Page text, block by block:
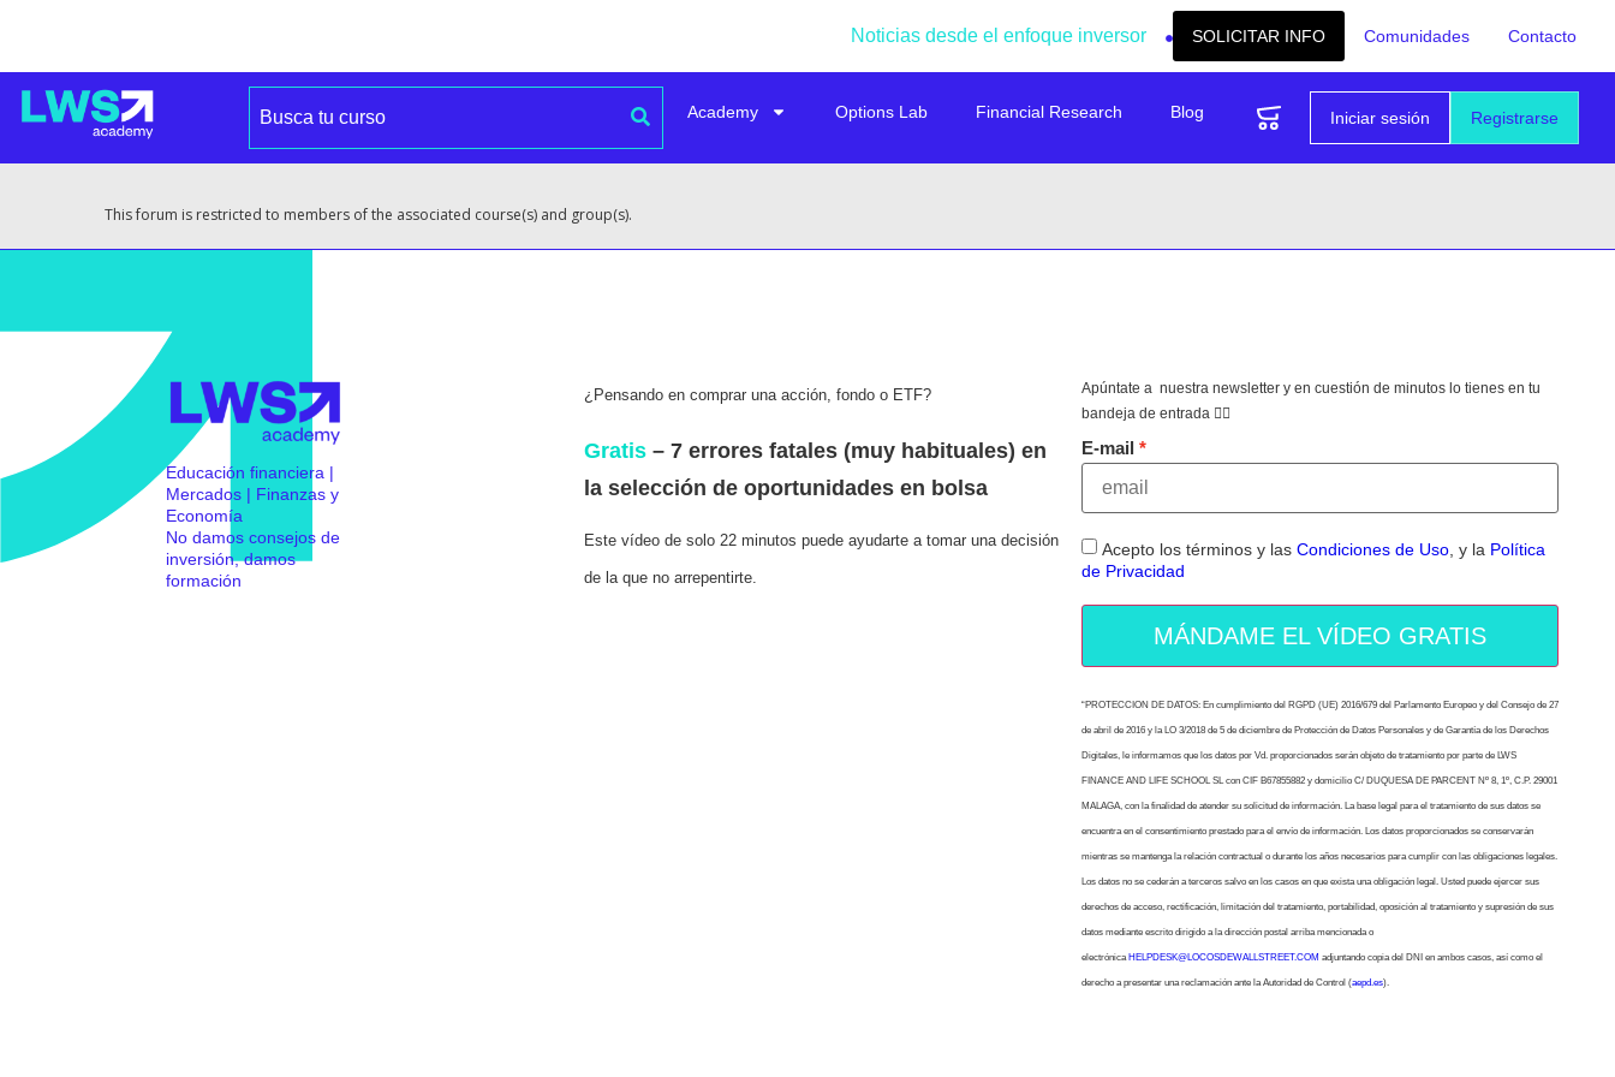
Noticias desde el enfoque inversor SOLICITAR INFO Comunidades Contacto
Registrarse
Iniciar sesión
Academy Options Lab Financial Research Blog
This forum is restricted to members of the associated course(s) and group(s).
Educación financiera |
Mercados | Finanzas y
Economía
No damos consejos de
inversión, damos
formación
¿Pensando en comprar una acción, fondo o ETF?
Gratis– 7 errores fatales (muy habituales) en
la selección de oportunidades en bolsa
Este vídeo de solo 22 minutos puede ayudarte a tomar una decisión
de la que no arrepentirte.
Apúntate a nuestra newsletter y en cuestión de minutos lo tienes en tu
bandeja de entrada 👇🏻
E-mail
Acepto los términos y las Condiciones de Uso, y la Política
de Privacidad
MÁNDAME EL VÍDEO GRATIS
“PROTECCION DE DATOS: En cumplimiento del RGPD (UE) 2016/679 del Parlamento Europeo y del Consejo de 27
de abril de 2016 y la LO 3/2018 de 5 de diciembre de Protección de Datos Personales y de Garantía de los Derechos
Digitales, le informamos que los datos por Vd. proporcionados serán objeto de tratamiento por parte de LWS
FINANCE AND LIFE SCHOOL SL con CIF B67855882 y domicilio C/ DUQUESA DE PARCENT Nº 8, 1º, C.P. 29001
MALAGA, con la finalidad de atender su solicitud de información. La base legal para el tratamiento de sus datos se
encuentra en el consentimiento prestado para el envío de información. Los datos proporcionados se conservarán
mientras se mantenga la relación contractual o durante los años necesarios para cumplir con las obligaciones legales.
Los datos no se cederán a terceros salvo en los casos en que exista una obligación legal. Usted puede ejercer sus
derechos de acceso, rectificación, limitación del tratamiento, portabilidad, oposición al tratamiento y supresión de sus
datos mediante escrito dirigido a la dirección postal arriba mencionada o
electrónica HELPDESK@LOCOSDEWALLSTREET.COM adjuntando copia del DNI en ambos casos, así como el
derecho a presentar una reclamación ante la Autoridad de Control (aepd.es).